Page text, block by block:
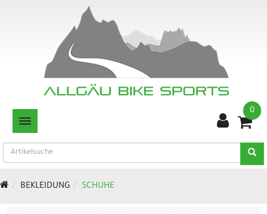
TOGGLE NAVIGATION
0
BEKLEIDUNG SCHUHE